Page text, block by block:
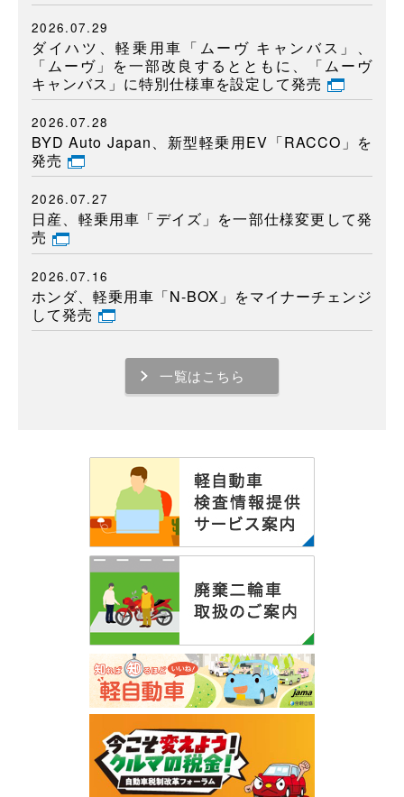
2026.07.29
ダイハツ、軽乗用車「ムーヴ キャンバス」、
「ムーヴ」を一部改良するとともに、「ムーヴ
キャンバス」に特別仕様車を設定して発売
2026.07.28
BYD Auto Japan、新型軽乗用EV「RACCO」を
発売
2026.07.27
日産、軽乗用車「デイズ」を一部仕様変更して発
売
2026.07.16
ホンダ、軽乗用車「N-BOX」をマイナーチェンジ
して発売
一覧はこちら